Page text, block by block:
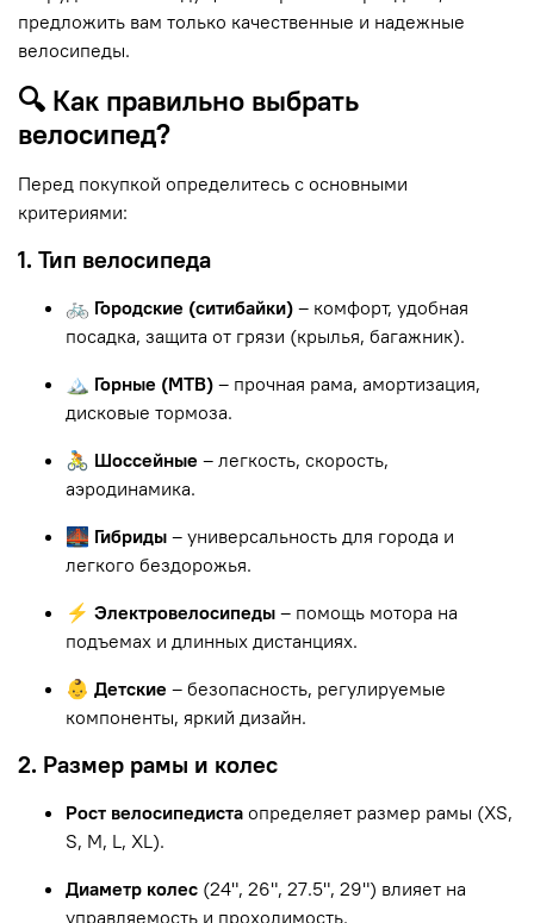
предложить вам только качественные и надежные
велосипеды.
🔍 Как правильно выбрать
велосипед?
Перед покупкой определитесь с основными
критериями:
1. Тип велосипеда
🚲 Городские (ситибайки) – комфорт, удобная
посадка, защита от грязи (крылья, багажник).
🏔 Горные (MTB) – прочная рама, амортизация,
дисковые тормоза.
🚴 Шоссейные – легкость, скорость,
аэродинамика.
🌉 Гибриды – универсальность для города и
легкого бездорожья.
⚡ Электровелосипеды – помощь мотора на
подъемах и длинных дистанциях.
👶 Детские – безопасность, регулируемые
компоненты, яркий дизайн.
2. Размер рамы и колес
Рост велосипедиста определяет размер рамы (XS,
S, M, L, XL).
Диаметр колес (24", 26", 27.5", 29") влияет на
управляемость и проходимость.